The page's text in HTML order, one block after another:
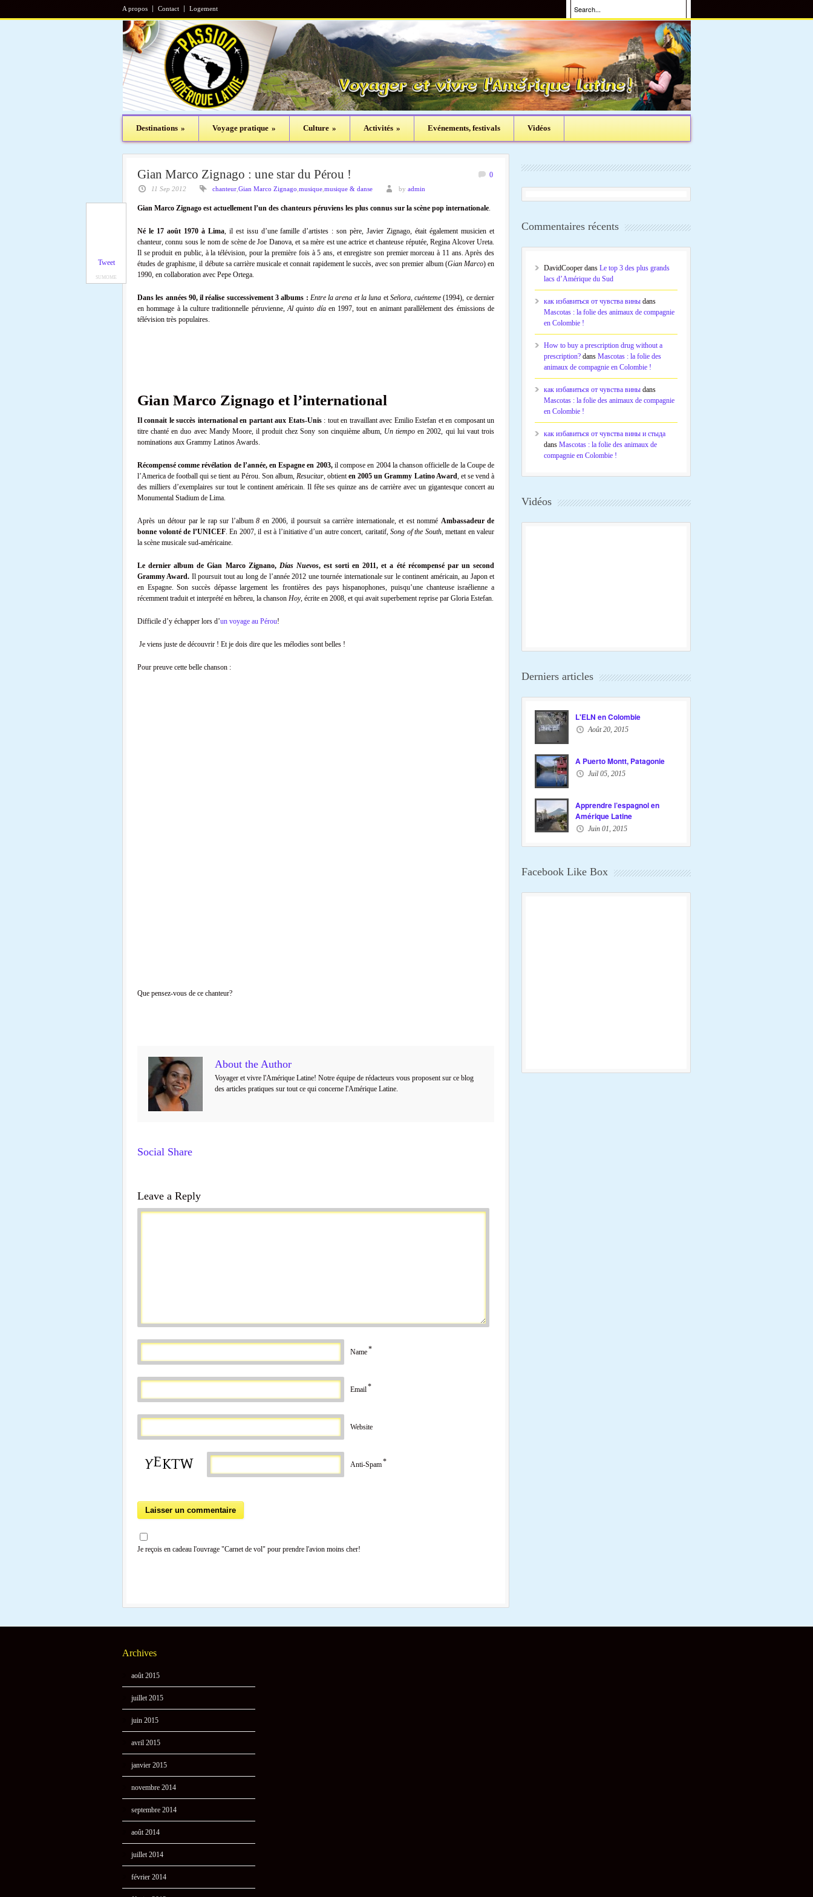
A propos Contact Logement
Destinations » Voyage pratique » Culture » Activités » Evénements, festivals Vidéos
Gian Marco Zignago : une star du Pérou ! 0
11 Sep 2012 chanteur Gian Marco Zignago musique musique & danse by admin
Tweet
SUMOME
Gian Marco Zignago est actuellement l’un des chanteurs péruviens les plus connus sur la scène pop internationale.
Né le 17 août 1970 à Lima, il est issu d’une famille d’artistes : son père, Javier Zignago, était également musicien et
chanteur, connu sous le nom de scène de Joe Danova, et sa mère est une actrice et chanteuse réputée, Regina Alcover Ureta.
Il se produit en public, à la télévision, pour la première fois à 5 ans, et enregistre son premier morceau à 11 ans. Après des
études de graphisme, il débute sa carrière musicale et connait rapidement le succès, avec son premier album (Gian Marco) en
1990, en collaboration avec Pepe Ortega.
Dans les années 90, il réalise successivement 3 albums : Entre la arena et la luna etSeñora, cuénteme (1994), ce dernier
en hommage à la culture traditionnelle péruvienne,Al quinto díaen 1997, tout en animant parallèlement des émissions de
télévision très populaires.
Gian Marco Zignago et l’international
Il connait le succès international en partant aux Etats-Unis: tout en travaillant avec Emilio Estefan et en composant un
titre chanté en duo avec Mandy Moore, il produit chez Sony son cinquième album, Un tiempo en 2002, qui lui vaut trois
nominations aux Grammy Latinos Awards.
Récompensé comme révélation de l’année, en Espagne en 2003,il compose en 2004 la chanson officielle de la Coupe de
l’America de football qui se tient au Pérou. Son album, Resucitar, obtienten 2005 un Grammy Latino Award, et se vend à
des milliers d’exemplaires sur tout le continent américain. Il fête ses quinze ans de carrière avec un gigantesque concert au
Monumental Stadium de Lima.
Après un détour par le rap sur l’album 8 en 2006, il poursuit sa carrière internationale, et est nommé Ambassadeur de
bonne volonté de l’UNICEF. En 2007, il est à l’initiative d’un autre concert, caritatif, Song of the South, mettant en valeur
la scène musicale sud-américaine.
Le dernier album de Gian Marco Zignano, Días Nuevos, est sorti en 2011, et a été récompensé par un second
Grammy Award. Il poursuit tout au long de l’année 2012 une tournée internationale sur le continent américain, au Japon et
en Espagne. Son succès dépasse largement les frontières des pays hispanophones, puisqu’une chanteuse israélienne a
récemment traduit et interprété en hébreu, la chanson Hoy, écrite en 2008, et qui avait superbement reprise par Gloria Estefan.
Difficile d’y échapper lors d’un voyage au Pérou!
Je viens juste de découvrir ! Et je dois dire que les mélodies sont belles !
Pour preuve cette belle chanson :
Que pensez-vous de ce chanteur?
About the Author
Voyager et vivre l'Amérique Latine! Notre équipe de rédacteurs vous proposent sur ce blog
des articles pratiques sur tout ce qui concerne l'Amérique Latine.
Social Share
Leave a Reply
Name*
Email*
Website
Anti-Spam*
Je reçois en cadeau l'ouvrage "Carnet de vol" pour prendre l'avion moins cher!
Commentaires récents
DavidCooper dans Le top 3 des plus grands
lacs d’Amérique du Sud
как избавиться от чувства вины dans
Mascotas : la folie des animaux de compagnie
en Colombie !
How to buy a prescription drug without a
prescription? dans Mascotas : la folie des
animaux de compagnie en Colombie !
как избавиться от чувства вины dans
Mascotas : la folie des animaux de compagnie
en Colombie !
как избавиться от чувства вины и стыда
dans Mascotas : la folie des animaux de
compagnie en Colombie !
Vidéos
Derniers articles
L'ELN en Colombie
Août 20, 2015
A Puerto Montt, Patagonie
Juil 05, 2015
Apprendre l’espagnol en
Amérique Latine
Juin 01, 2015
Facebook Like Box
Archives
août 2015
juillet 2015
juin 2015
avril 2015
janvier 2015
novembre 2014
septembre 2014
août 2014
juillet 2014
février 2014